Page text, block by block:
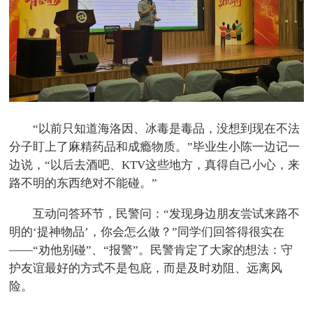
“以前只知道海洛因、冰毒是毒品，没想到现在不法
分子盯上了麻精药品和成瘾物质。”毕业生小陈一边记一
边说，“以后去酒吧、KTV这些地方，真得自己小心，来
路不明的东西绝对不能碰。”
互动问答环节，民警问：“发现身边朋友尝试来路不
明的‘提神物品’，你会怎么做？”同学们回答得很实在
——“劝他别碰”、“报警”。民警肯定了大家的想法：守
护友谊最好的方式不是包庇，而是及时劝阻、远离风
险。